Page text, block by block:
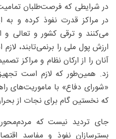
در شرایطی که فرصت‌طلبان
در مراکز قدرت نفوذ کرده و به
می‌کنند و ترقی کشور و تعالی و
ارزش پول ملی را برنمی‌تابند،
آنان را از ارکان نظام و مراکز
زد. همین‌طور که لازم است
«شورای دفاع» با ماموریت‌های
که نخستین گام برای نجات از
جای تردید نیست که
بسترسازان نفوذ و مفاسد